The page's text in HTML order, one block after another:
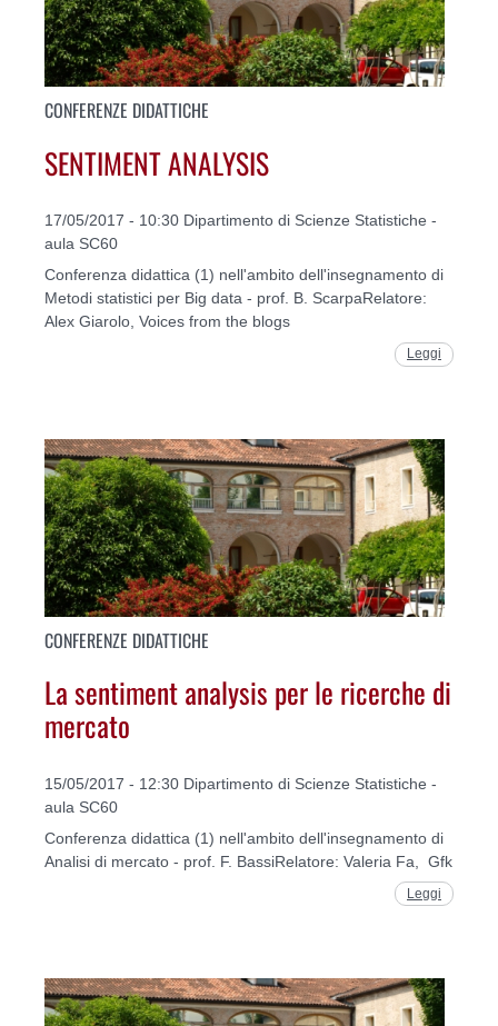
CONFERENZE DIDATTICHE
SENTIMENT ANALYSIS
17/05/2017 - 10:30 Dipartimento di Scienze Statistiche -
aula SC60
Conferenza didattica (1) nell'ambito dell'insegnamento di
Metodi statistici per Big data - prof. B. ScarpaRelatore:
Alex Giarolo, Voices from the blogs
Leggi
CONFERENZE DIDATTICHE
La sentiment analysis per le ricerche di
mercato
15/05/2017 - 12:30 Dipartimento di Scienze Statistiche -
aula SC60
Conferenza didattica (1) nell'ambito dell'insegnamento di
Analisi di mercato - prof. F. BassiRelatore: Valeria Fa, Gfk
Leggi